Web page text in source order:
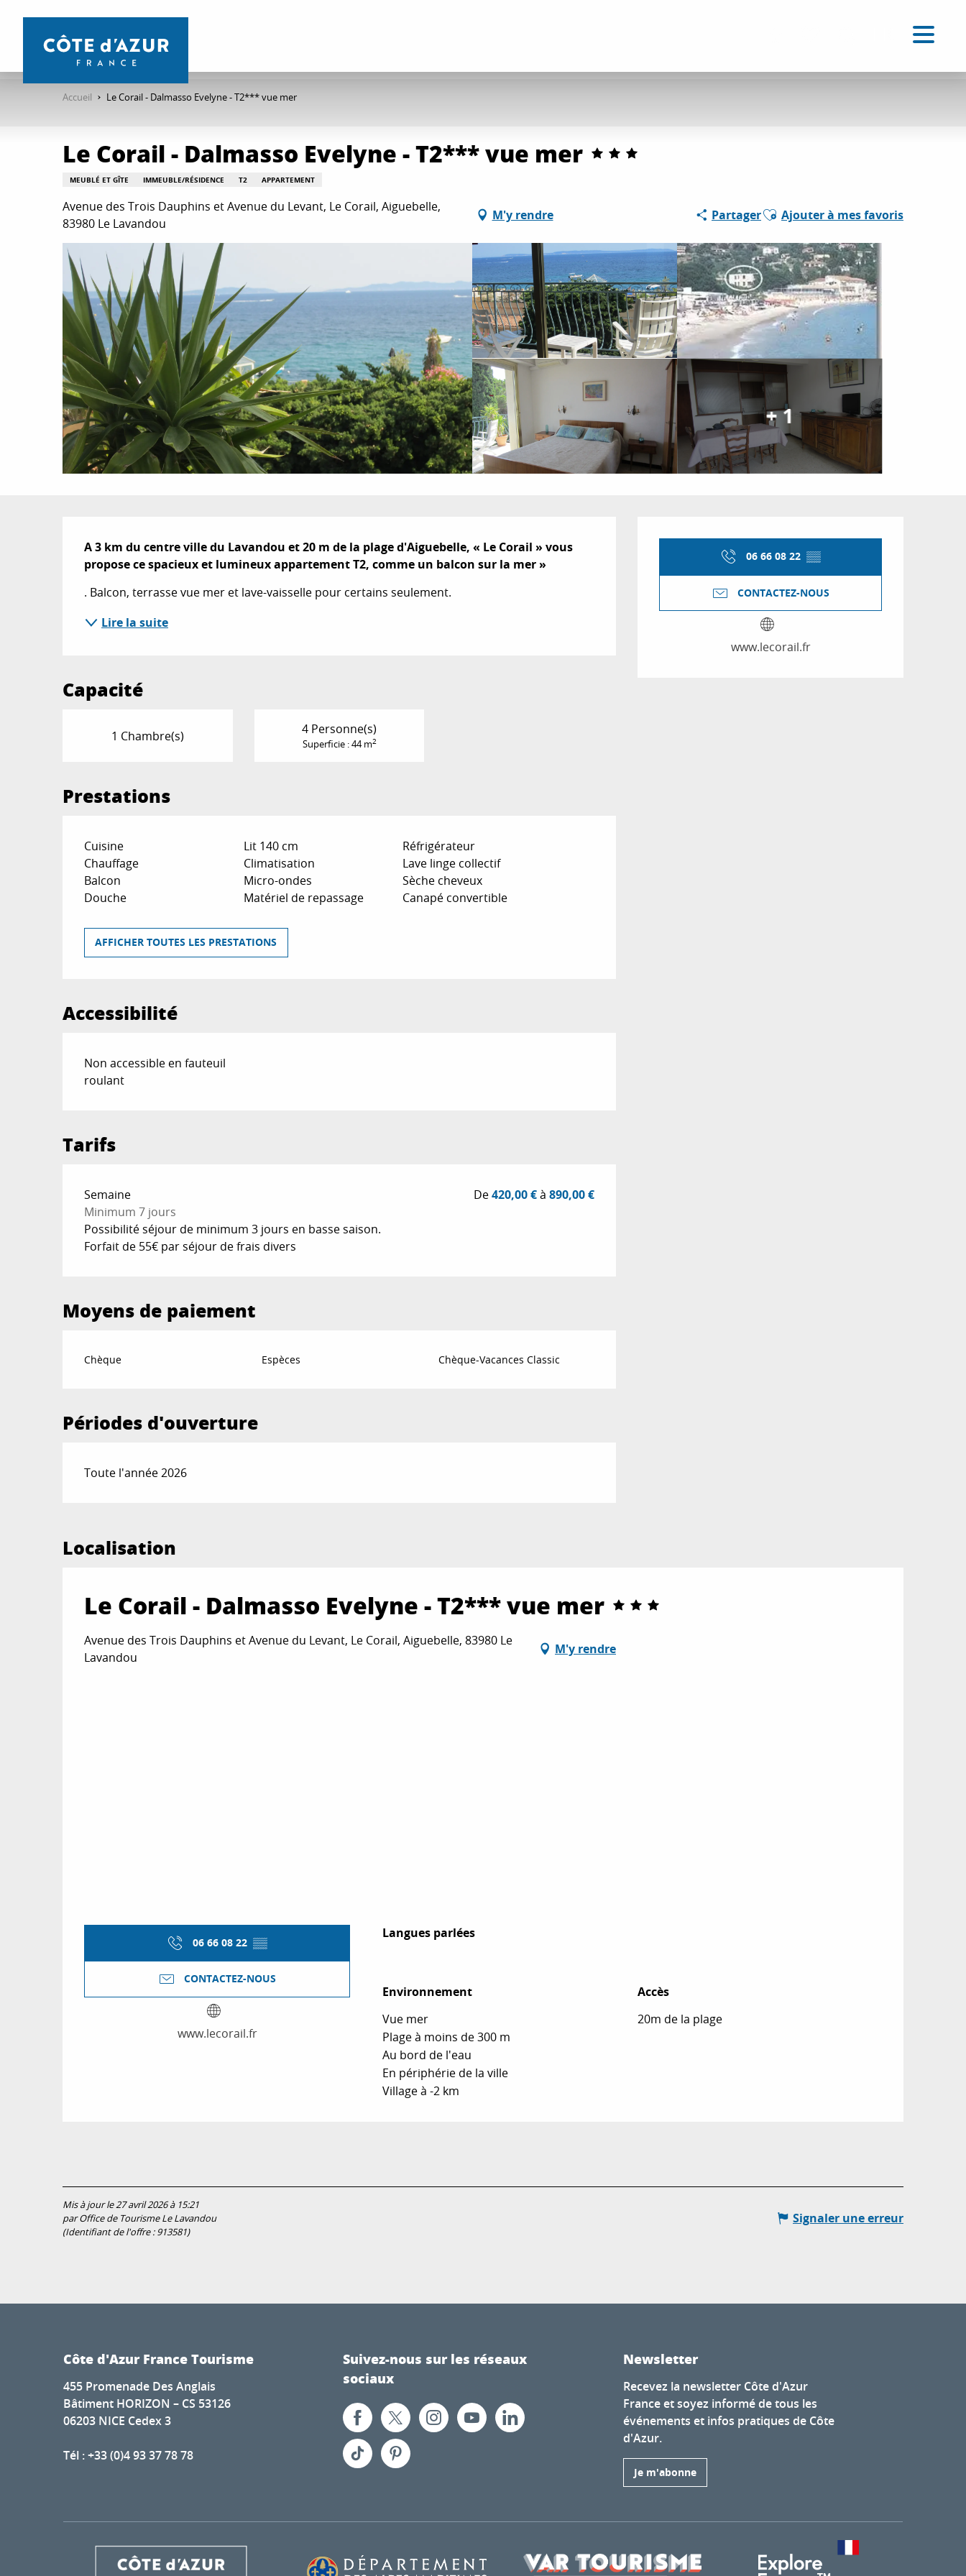
contenu
Accueil Le Corail - Dalmasso Evelyne - T2*** vue mer
Le Corail - Dalmasso Evelyne - T2*** vue mer
MEUBLÉ ET GÎTE IMMEUBLE/RÉSIDENCE T2 APPARTEMENT
Avenue des Trois Dauphins et Avenue du Levant, Le Corail, Aiguebelle,
83980 Le Lavandou
M'y rendre PartagerAjouter aux favoris
Ajouter à mes favoris
+ 1
Ouverture et
06 66 08 22 ▒▒
CONTACTEZ-NOUS
www.lecorail.fr
Description
A 3 km du centre ville du Lavandou et 20 m de la plage d'Aiguebelle, « Le Corail » vous
propose ce spacieux et lumineux appartement T2, comme un balcon sur la mer »
. Balcon, terrasse vue mer et lave-vaisselle pour certains seulement.
Lire la suite
Capacité
1 Chambre(s) 4 Personne(s)
Superficie : 44 m2
Prestations
Cuisine Lit 140 cm
Réfrigérateur
Chauffage
Climatisation
Lave linge collectif
Balcon
Micro-ondes
Sèche cheveux
Douche
Matériel de repassage Canapé convertible
AFFICHER TOUTES LES PRESTATIONS
Accessibilité
Non accessible en fauteuil
roulant
Tarifs
Tarifs 2026
Semaine
Minimum 7 jours
De420,00 €à890,00 €
Possibilité séjour de minimum 3 jours en basse saison.
Forfait de 55€ par séjour de frais divers
Moyens de paiement
Chèque Espèces Chèque-Vacances Classic
Périodes d'ouverture
Toute l'année 2026
Localisation
Le Corail - Dalmasso Evelyne - T2*** vue mer
Avenue des Trois Dauphins et Avenue du Levant, Le Corail, Aiguebelle, 83980 Le
Lavandou
M'y rendre
06 66 08 22 ▒▒
CONTACTEZ-NOUS
www.lecorail.fr
Langues parlées
Langues parlées
Environnement
Environnement
Vue mer
Plage à moins de 300 m
Au bord de l'eau
En périphérie de la ville
Village à -2 km
Accès
Accès
20m de la plage
Mis à jour le 27 avril 2026 à 15:21
par Office de Tourisme Le Lavandou
(Identifiant de l'offre :913581)
Signaler une erreur
Côte d'Azur France Tourisme
455 Promenade Des Anglais
Bâtiment HORIZON – CS 53126
06203 NICE Cedex 3
Tél : +33 (0)4 93 37 78 78
Suivez-nous sur les réseaux
sociaux
Newsletter
Recevez la newsletter Côte d'Azur
France et soyez informé de tous les
événements et infos pratiques de Côte
d'Azur.
Je m'abonne